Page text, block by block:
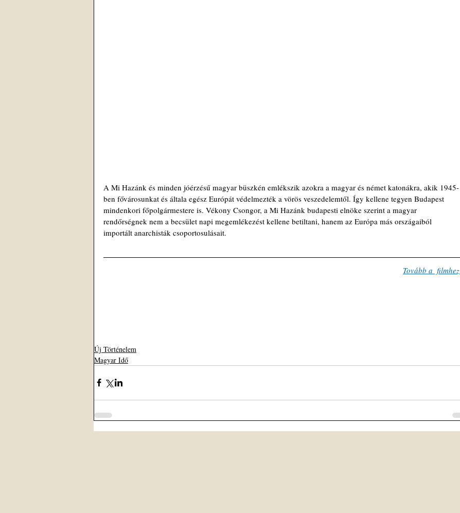
A Mi Hazánk és minden jóérzésű magyar büszkén emlékszik azokra a magyar és német katonákra, akik 1945-
ben fővárosunkat és általa egész Európát védelmezték a vörös veszedelemtől. Így kellene tegyen Budapest
mindenkori főpolgármestere is. Vékony Csongor, a Mi Hazánk budapesti elnöke szerint a magyar
rendőrségnek nem a becsület napi megemlékezést kellene betiltani, hanem az Európa más országaiból
importált anarchisták csoportosulásait.
Tovább a  filmhez
Új Történelem
Magyar Idő